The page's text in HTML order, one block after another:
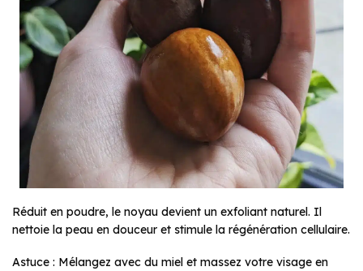
Réduit en poudre, le noyau devient un exfoliant naturel. Il
nettoie la peau en douceur et stimule la régénération cellulaire.
Astuce : Mélangez avec du miel et massez votre visage en